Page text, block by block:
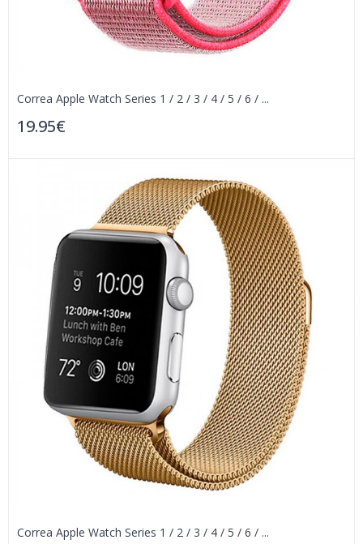
Correa Apple Watch Series 1 / 2 / 3 / 4 / 5 / 6 / ...
19.95€
Correa Apple Watch Series 1 / 2 / 3 / 4 / 5 / 6 / ...